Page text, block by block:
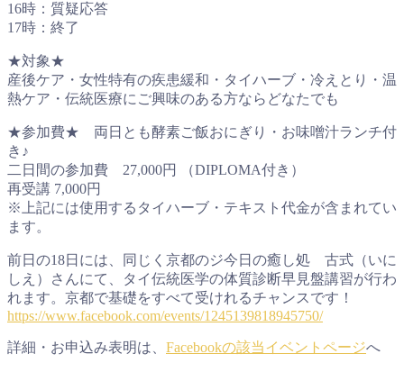
16時：質疑応答
17時：終了
★対象★
産後ケア・女性特有の疾患緩和・タイハーブ・冷えとり・温
熱ケア・伝統医療にご興味のある方ならどなたでも
★参加費★ 両日とも酵素ご飯おにぎり・お味噌汁ランチ付
き♪
二日間の参加費 27,000円 （DIPLOMA付き）
再受講 7,000円
※上記には使用するタイハーブ・テキスト代金が含まれてい
ます。
前日の18日には、同じく京都のジ今日の癒し処 古式（いに
しえ）さんにて、タイ伝統医学の体質診断早見盤講習が行わ
れます。京都で基礎をすべて受けれるチャンスです！
https://www.facebook.com/events/1245139818945750/
詳細・お申込み表明は、 Facebookの該当イベントページへ